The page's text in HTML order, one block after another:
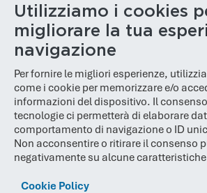
N. REA : BS 610848
Cap. Soc.: € 100.000,00
Utilizziamo i cookies
migliorare la tua
navigazione
Per fornire le migliori esperienze,
come i cookie per memorizzare e/o
informazioni del dispositivo. Il
tecnologie ci permetterà di elaborare
comportamento di navigazione o ID
Non acconsentire o ritirare il consenso
negativamente su alcune
Cookie Policy